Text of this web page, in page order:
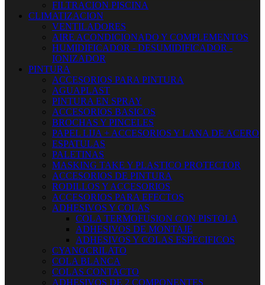
FILTRACION PISCINA
CLIMATIZACION
VENTILADORES
AIRE ACONDICIONADO Y COMPLEMENTOS
HUMIDIFICADOR - DESUMIDIFICADOR -
IONIZADOR
PINTURA
ACCESORIOS PARA PINTURA
AGUAPLAST
PINTURA EN SPRAY
ACCESORIOS BASICOS
BROCHAS Y PINCELES
PAPEL LIJA + ACCESORIOS Y LANA DE ACERO
ESPATULAS
PALETINAS
MASKING TAKE Y PLASTICO PROTECTOR
ACCESORIOS DE PINTURA
RODILLOS Y ACCESORIOS
ACCESORIOS PARA EFECTOS
ADHESIVOS Y COLAS
COLA TERMOFUSION CON PISTOLA
ADHESIVOS DE MONTAJE
ADHESIVOS Y COLAS ESPECIFICOS
CYANOCRILATO
COLA BLANCA
COLAS CONTACTO
ADHESIVOS DE 2 COMPONENTES